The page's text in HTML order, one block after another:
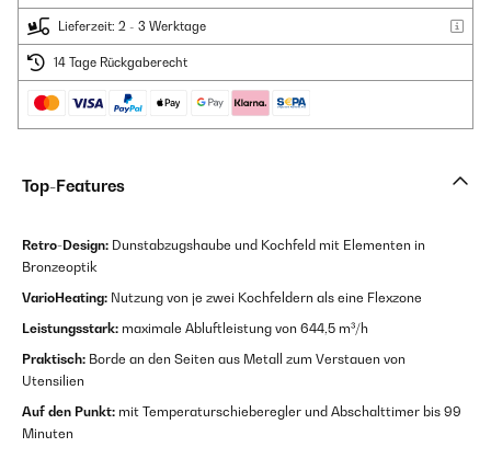
Lieferzeit: 2 - 3 Werktage
14 Tage Rückgaberecht
Top-Features
Retro-Design: Dunstabzugshaube und Kochfeld mit Elementen in
Bronzeoptik
VarioHeating: Nutzung von je zwei Kochfeldern als eine Flexzone
Leistungsstark: maximale Abluftleistung von 644,5 m³/h
Praktisch: Borde an den Seiten aus Metall zum Verstauen von
Utensilien
Auf den Punkt: mit Temperaturschieberegler und Abschalttimer bis 99
Minuten